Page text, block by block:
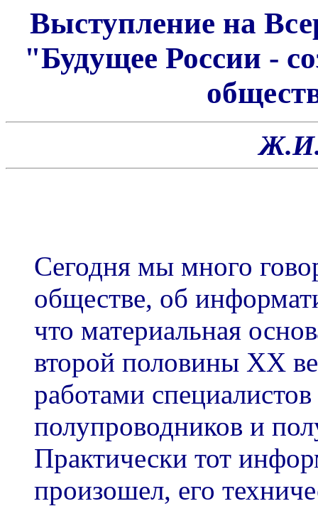
Выступление на
"Будущее России -
Ж.И.
Сегодня мы много
обществе, об
что материальная
второй половины ХХ
работами
полупроводников и
Практически тот
произошел, его